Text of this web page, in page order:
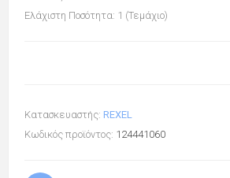
Ελάχιστη Ποσότητα: 1 (Τεμάχιο)
Κατασκευαστής: REXEL
Κωδικός προϊόντος: 124441060